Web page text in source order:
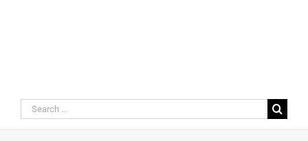
Search
for: